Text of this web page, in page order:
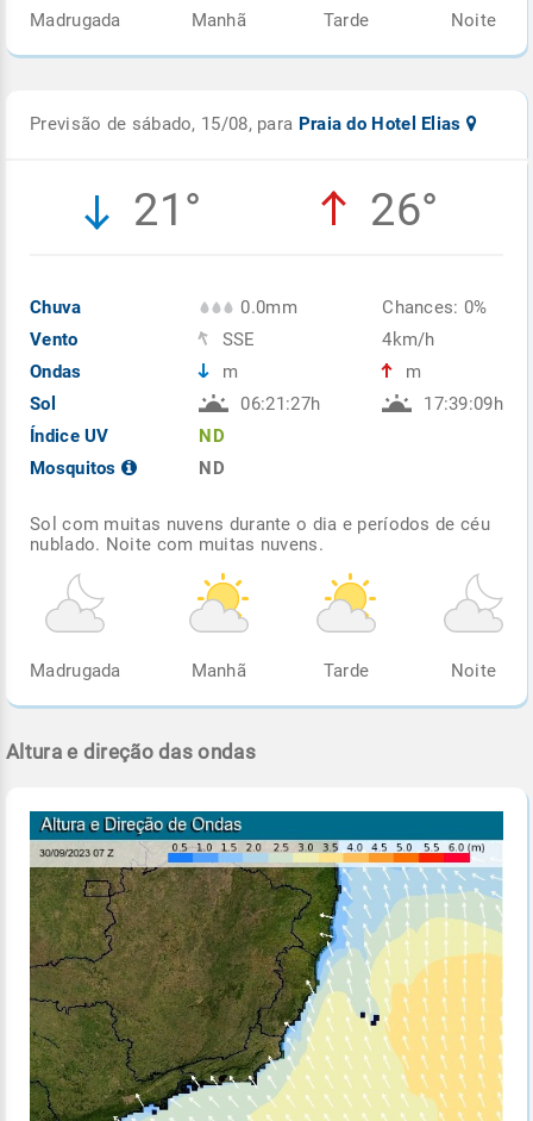
Madrugada Manhã Tarde Noite
Previsão de sábado, 15/08, para Praia do Hotel Elias
21° 26°
Chuva
Vento
Ondas
Sol
Índice UV
Mosquitos
0.0mm
SSE
m
06:21:27h
ND
ND
Chances: 0%
4km/h
m
17:39:09h
Sol com muitas nuvens durante o dia e períodos de céu
nublado. Noite com muitas nuvens.
Madrugada Manhã Tarde Noite
Altura e direção das ondas